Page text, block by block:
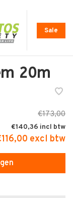
Sale
20m
€173,00
€140,36
excl btw